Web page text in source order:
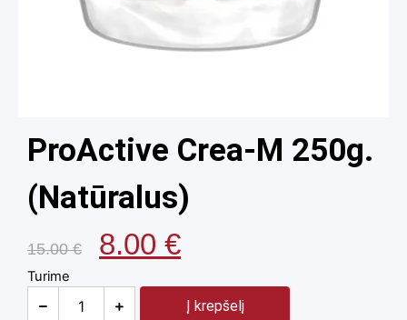
ProActive Crea-M 250g.
(Natūralus)
15.00€ 8.00 €
Turime
Į krepšelį